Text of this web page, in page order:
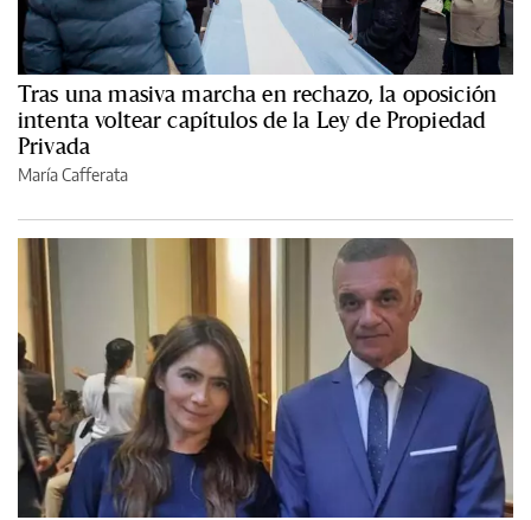
Tras una masiva marcha en rechazo, la oposición
intenta voltear capítulos de la Ley de Propiedad
Privada
María Cafferata